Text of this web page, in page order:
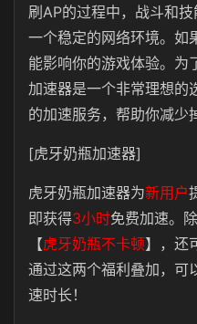
刷AP的过程中，战斗和
一个稳定的网络环境。如
能影响你的游戏体验。为
加速器是一个非常理想的
的加速服务，帮助你减少
[虎牙奶瓶加速器]
虎牙奶瓶加速器为新用户
即获得3小时免费加速。
【虎牙奶瓶不卡顿】 ，还
通过这两个福利叠加，可
速时长！